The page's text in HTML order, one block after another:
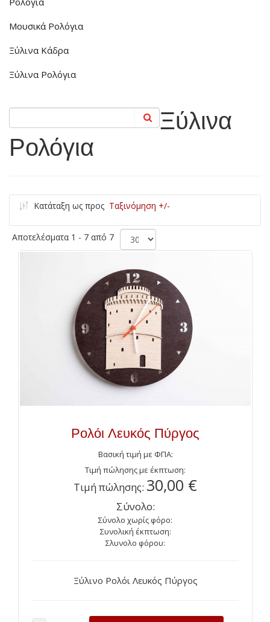
Μουσικά Ρολόγια
Ξύλινα Κάδρα
Ξύλινα Ρολόγια
Ξύλινα
Ρολόγια
Κατάταξη ως προς Ταξινόμηση +/-
Αποτελέσματα 1 - 7 από 7
Ρολόι Λευκός Πύργος
Βασική τιμή με ΦΠΑ:
Τιμή πώλησης με έκπτωση:
Τιμή πώλησης: 30,00 €
Σύνολο:
Σύνολο χωρίς φόρο:
Συνολική έκπτωση:
Σλυνολο φόρου:
Ξύλινο Ρολόι Λευκός Πύργος